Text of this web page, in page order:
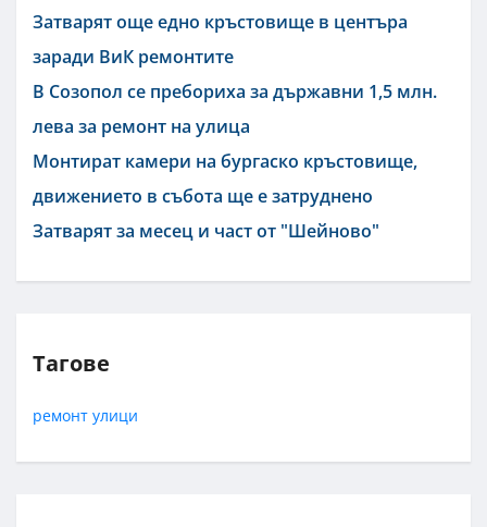
Затварят още едно кръстовище в центъра
заради ВиК ремонтите
В Созопол се пребориха за държавни 1,5 млн.
лева за ремонт на улица
Монтират камери на бургаско кръстовище,
движението в събота ще е затруднено
Затварят за месец и част от "Шейново"
Тагове
ремонт улици